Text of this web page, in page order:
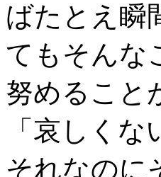
ばたとえ瞬
てもそんな
努めること
「哀しく
それなのに